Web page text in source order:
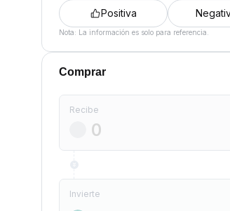
Positiva
Nota: La información es solo para referencia.
Comprar
Recibe
Invierte